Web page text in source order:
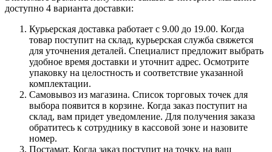
доступно 4 варианта доставки:
Курьерская доставка работает с 9.00 до 19.00. Когда
товар поступит на склад, курьерская служба свяжется
для уточнения деталей. Специалист предложит выбрать
удобное время доставки и уточнит адрес. Осмотрите
упаковку на целостность и соответствие указанной
комплектации.
Самовывоз из магазина. Список торговых точек для
выбора появится в корзине. Когда заказ поступит на
склад, вам придет уведомление. Для получения заказа
обратитесь к сотруднику в кассовой зоне и назовите
номер.
Постамат. Когда заказ поступит на точку, на ваш